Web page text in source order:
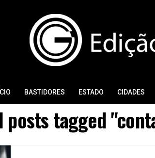
BASTIDORES ESTADO CIDADES
posts tagged